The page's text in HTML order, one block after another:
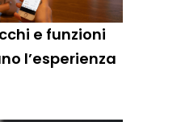
e funzioni
l’esperienza